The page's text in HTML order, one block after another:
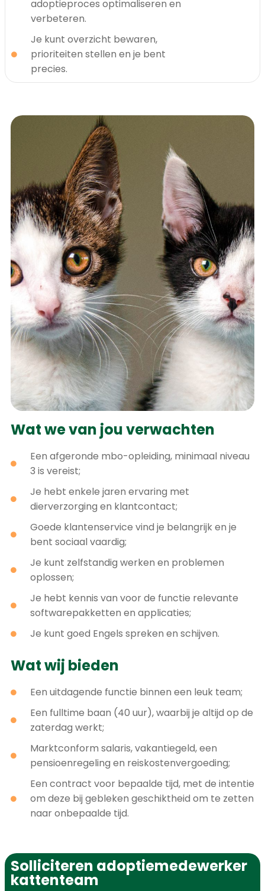
adoptieproces optimaliseren en
verbeteren.
Je kunt overzicht bewaren,
prioriteiten stellen en je bent
precies.
Wat we van jou verwachten
Een afgeronde mbo-opleiding, minimaal niveau
3 is vereist;
Je hebt enkele jaren ervaring met
dierverzorging en klantcontact;
Goede klantenservice vind je belangrijk en je
bent sociaal vaardig;
Je kunt zelfstandig werken en problemen
oplossen;
Je hebt kennis van voor de functie relevante
softwarepakketten en applicaties;
Je kunt goed Engels spreken en schijven.
Wat wij bieden
Een uitdagende functie binnen een leuk team;
Een fulltime baan (40 uur), waarbij je altijd op de
zaterdag werkt;
Marktconform salaris, vakantiegeld, een
pensioenregeling en reiskostenvergoeding;
Een contract voor bepaalde tijd, met de intentie
om deze bij gebleken geschiktheid om te zetten
naar onbepaalde tijd.
Solliciteren adoptiemedewerker
kattenteam